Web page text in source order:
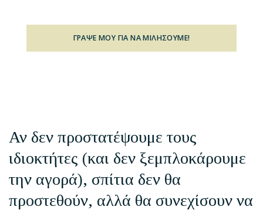
ΓΡΑΨΕ ΜΟΥ ΓΙΑ ΝΑ ΜΙΛΗΣΟΥΜΕ!
Αν δεν προστατέψουμε τους
ιδιοκτήτες (και δεν ξεμπλοκάρουμε
την αγορά), σπίτια δεν θα
προστεθούν, αλλά θα συνεχίσουν να